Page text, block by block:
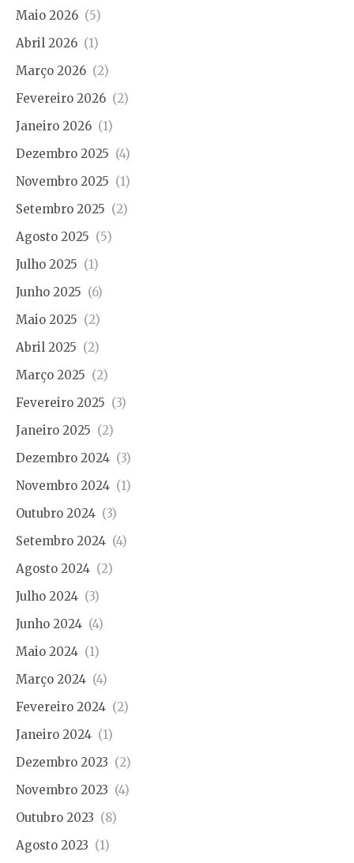
Maio 2026 (5)
Abril 2026 (1)
Março 2026 (2)
Fevereiro 2026 (2)
Janeiro 2026 (1)
Dezembro 2025 (4)
Novembro 2025 (1)
Setembro 2025 (2)
Agosto 2025 (5)
Julho 2025 (1)
Junho 2025 (6)
Maio 2025 (2)
Abril 2025 (2)
Março 2025 (2)
Fevereiro 2025 (3)
Janeiro 2025 (2)
Dezembro 2024 (3)
Novembro 2024 (1)
Outubro 2024 (3)
Setembro 2024 (4)
Agosto 2024 (2)
Julho 2024 (3)
Junho 2024 (4)
Maio 2024 (1)
Março 2024 (4)
Fevereiro 2024 (2)
Janeiro 2024 (1)
Dezembro 2023 (2)
Novembro 2023 (4)
Outubro 2023 (8)
Agosto 2023 (1)